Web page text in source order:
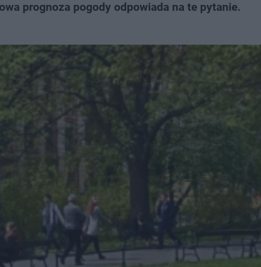
prognoza pogody odpowiada na te pytanie.